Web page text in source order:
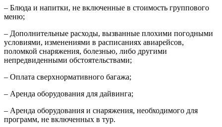
– Блюда и напитки, не включенные в стоимость группового
меню;
– Дополнительные расходы, вызванные плохими погодными
условиями, изменениями в расписаниях авиарейсов,
поломкой снаряжения, болезнью, либо другими
непредвиденными обстоятельствами;
– Оплата сверхнормативного багажа;
– Аренда оборудования для дайвинга;
– Аренда оборудования и снаряжения, необходимого для
программ, не включенных в тур.